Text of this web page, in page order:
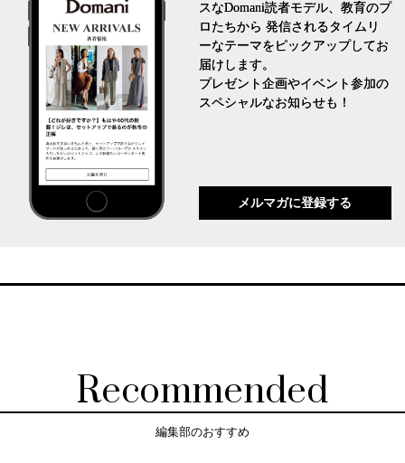
スなDomani読者モデル、教育のプ
ロたちから 発信されるタイムリ
ーなテーマをピックアップしてお
届けします。
プレゼント企画やイベント参加の
スペシャルなお知らせも！
メルマガに登録する
Recommended
編集部のおすすめ